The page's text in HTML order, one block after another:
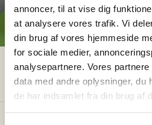
annoncer, til at vise dig
at analysere vores trafik. Vi
din brug af vores hjemmeside
for sociale medier,
analysepartnere. Vores
data med andre oplysninger, du
de har indsamlet fra din brug af
Arbejdet
Du kan slappe
havemand ordner
behøver ikke
GRATIS
Hvad koster det
hjælp i
Få vores prisguide med